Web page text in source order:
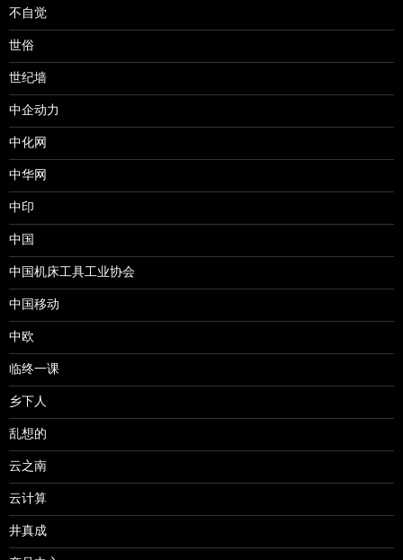
不自觉
世俗
世纪墙
中企动力
中化网
中华网
中印
中国
中国机床工具工业协会
中国移动
中欧
临终一课
乡下人
乱想的
云之南
云计算
井真成